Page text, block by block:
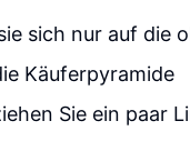
sich nur auf die
Käuferpyramide
Sie ein paar